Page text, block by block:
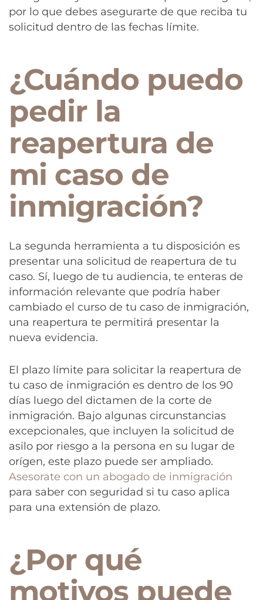
por lo que debes asegurarte de que reciba tu
solicitud dentro de las fechas límite.
¿Cuándo puedo
pedir la
reapertura de
mi caso de
inmigración?
La segunda herramienta a tu disposición es
presentar una solicitud de reapertura de tu
caso. Sí, luego de tu audiencia, te enteras de
información relevante que podría haber
cambiado el curso de tu caso de inmigración,
una reapertura te permitirá presentar la
nueva evidencia.
El plazo límite para solicitar la reapertura de
tu caso de inmigración es dentro de los 90
días luego del dictamen de la corte de
inmigración. Bajo algunas circunstancias
excepcionales, que incluyen la solicitud de
asilo por riesgo a la persona en su lugar de
orígen, este plazo puede ser ampliado.
Asesorate con un abogado de inmigración
para saber con seguridad si tu caso aplica
para una extensión de plazo.
¿Por qué
motivos puede